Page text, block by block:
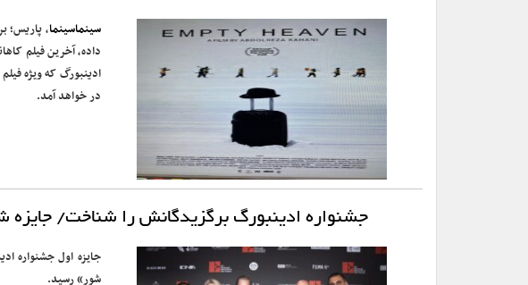
سینماسینما، پاریس؛
داده، آخرین فیلم
در خواهد آمد.
جشنواره ادینبورگ برگزیدگانش را شناخت/ جایزه
جایزه اول جشنواره
شور» رسید.